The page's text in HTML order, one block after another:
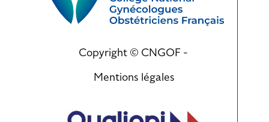
Copyright © CNGOF -
Mentions légales